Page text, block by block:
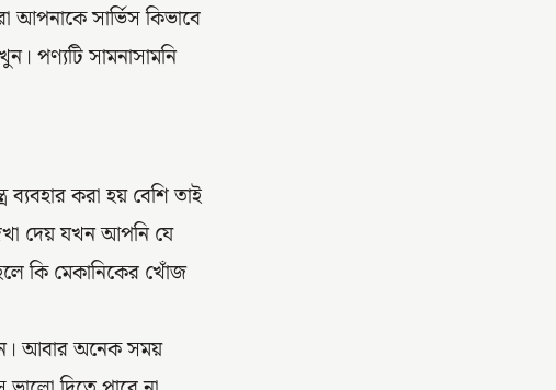
সার্ভিস কিভাবে
পণ্যটি সামনাসামনি
করা হয় বেশি তাই
দেয় যখন আপনি যে
কি মেকানিকের খোঁজ
আবার অনেক সময়